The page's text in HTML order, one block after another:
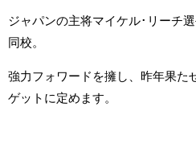
ジャパンの主将マイケル･リーチ
同校。
強力フォワードを擁し、昨年果た
ゲットに定めます。